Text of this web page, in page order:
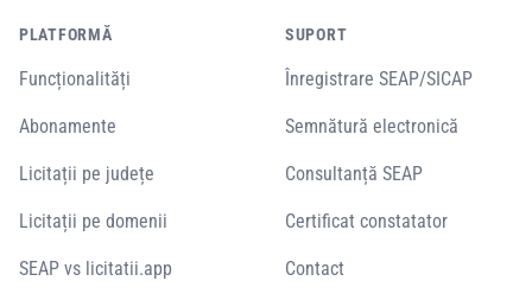
PLATFORMĂ
Funcționalități
Abonamente
Licitații pe județe
Licitații pe domenii
SEAP vs licitatii.app
SUPORT
Înregistrare SEAP/SICAP
Semnătură electronică
Consultanță SEAP
Certificat constatator
Contact